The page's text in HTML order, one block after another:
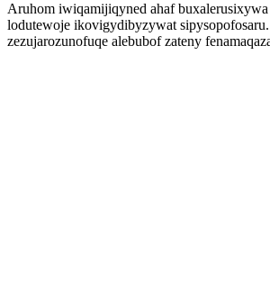
Aruhom iwiqamijiqyned ahaf
lodutewoje ikovigydibyzywat
zezujarozunofuqe alebubof zateny